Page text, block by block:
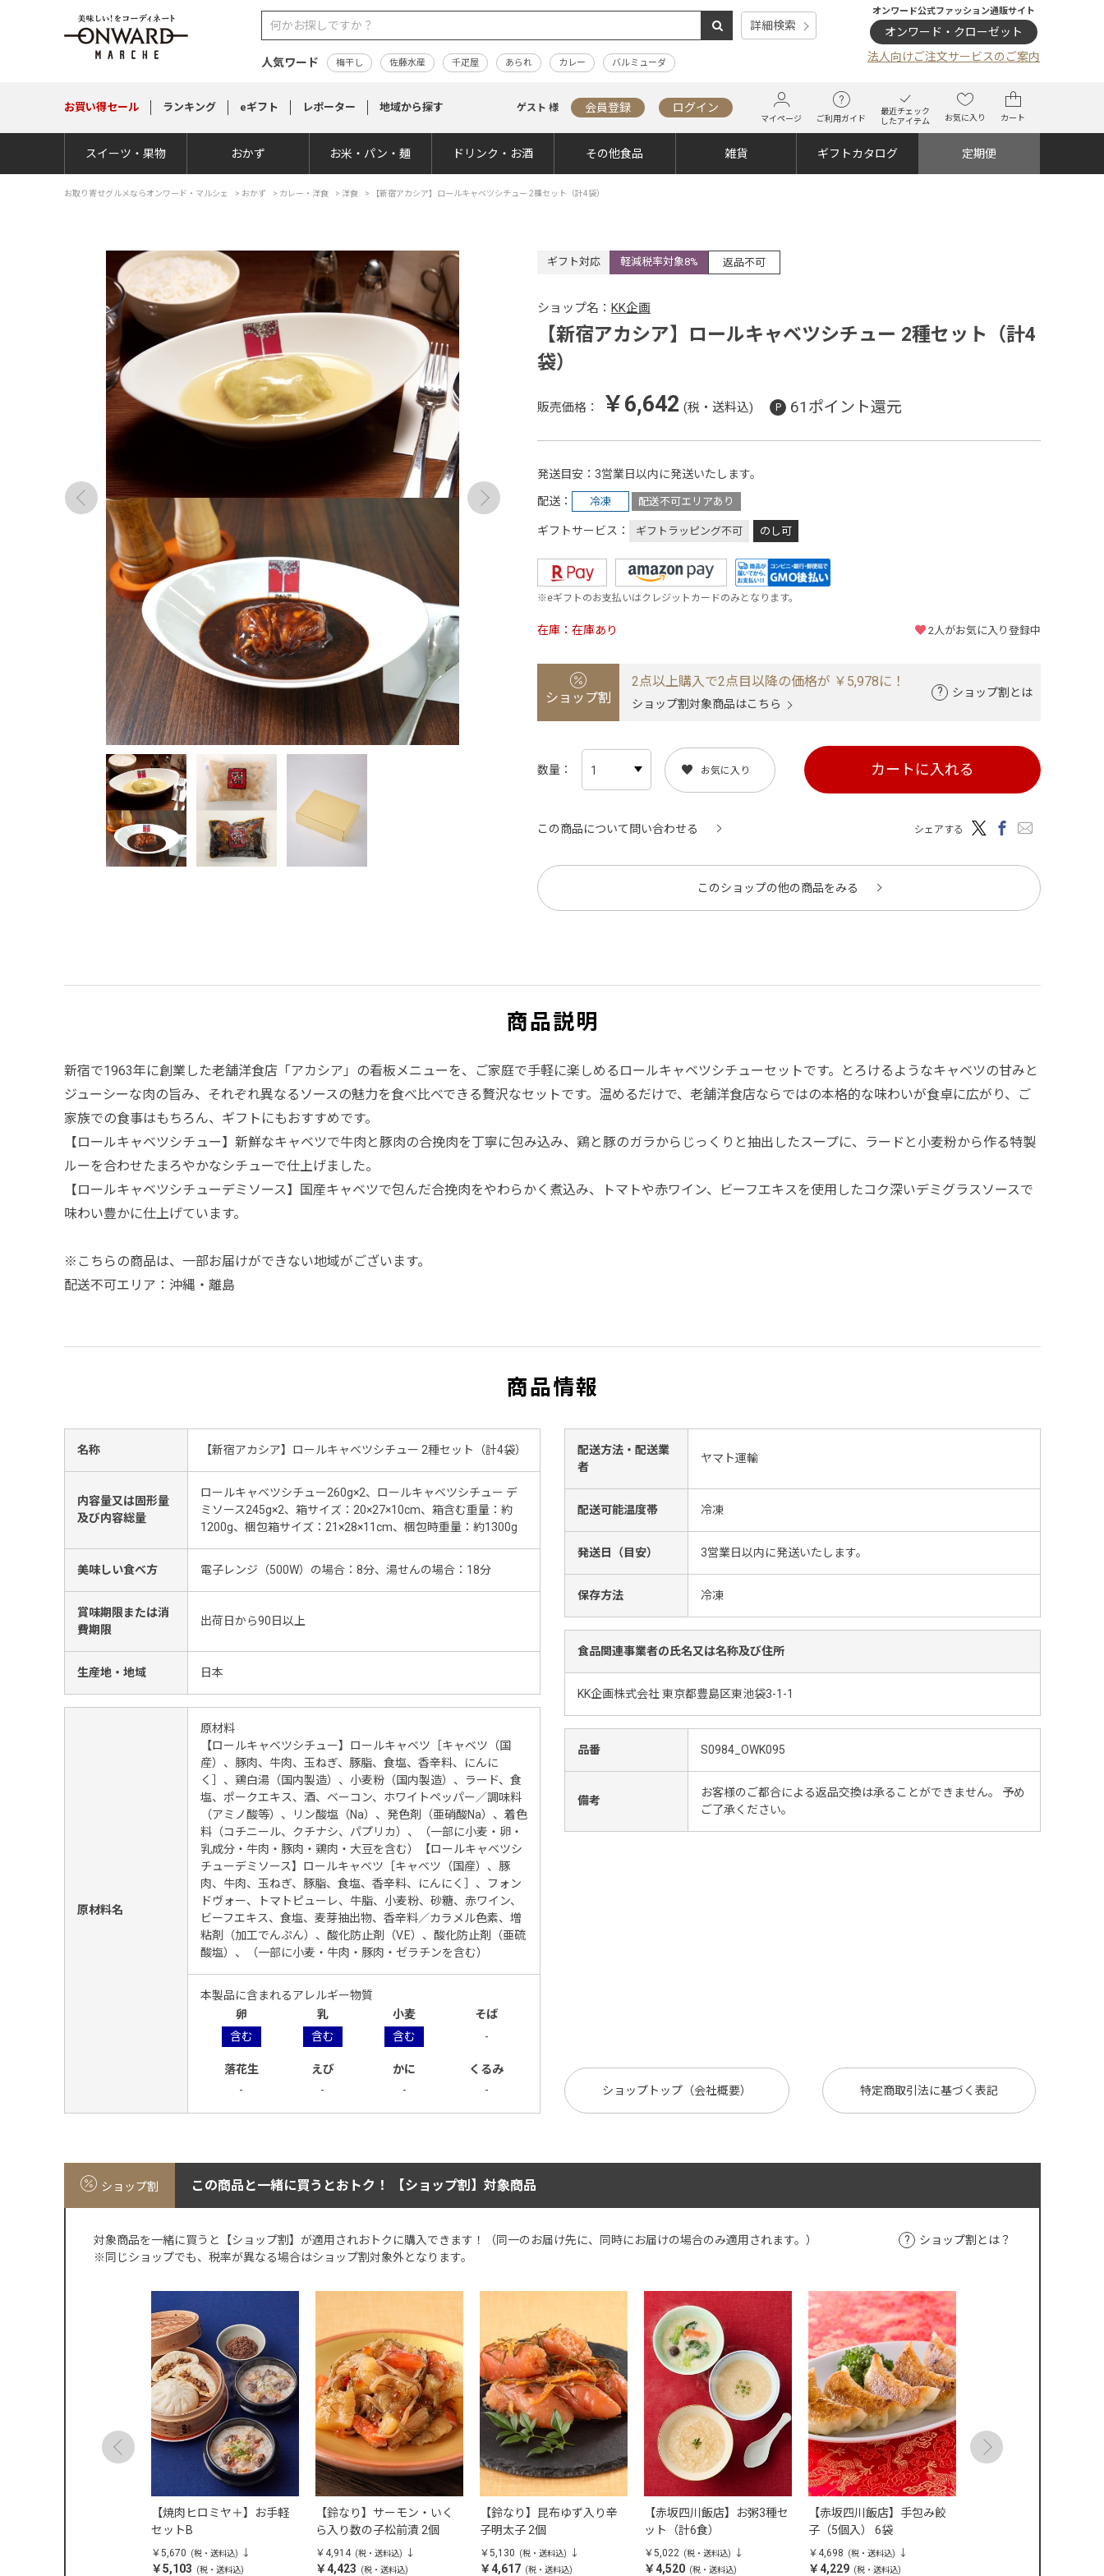
詳細検索
人気ワード 梅干し 佐藤水産 千疋屋 あられ カレー バルミューダ
オンワード公式ファッション通販サイト
オンワード・クローゼット
法人向けご注文サービスのご案内
お買い得セール ランキング eギフト レポーター 地域から探す ゲスト 様 会員登録 ログイン
マイページ ご利用ガイド
最近チェック
したアイテム
お気に入り カート
スイーツ・果物 おかず お米・パン・麺 ドリンク・お酒 その他食品 雑貨 ギフトカタログ 定期便
お取り寄せグルメならオンワード・マルシェ > おかず > カレー・洋食 > 洋食 > 【新宿アカシア】ロールキャベツシチュー 2種セット（計4袋）
ギフト対応 軽減税率対象8% 返品不可
ショップ名： KK企画
【新宿アカシア】ロールキャベツシチュー 2種セット（計4
袋）
販売価格： ￥6,642 (税・送料込) 61ポイント還元
発送目安 3営業日以内に発送いたします。
配送 冷凍 配送不可エリアあり
ギフトサービス ギフトラッピング不可 のし可
※eギフトのお支払いはクレジットカードのみとなります。
在庫 在庫あり 2人がお気に入り登録中
ショップ割
2点以上購入で2点目以降の価格が ￥5,978に！
ショップ割対象商品はこちら
ショップ割とは
数量 お気に入り カートに入れる
この商品について問い合わせる シェアする
このショップの他の商品をみる
商品説明
新宿で1963年に創業した老舗洋食店「アカシア」の看板メニューを、ご家庭で手軽に楽しめるロールキャベツシチューセットです。とろけるようなキャベツの甘みと
ジューシーな肉の旨み、それぞれ異なるソースの魅力を食べ比べできる贅沢なセットです。温めるだけで、老舗洋食店ならではの本格的な味わいが食卓に広がり、ご
家族での食事はもちろん、ギフトにもおすすめです。
【ロールキャベツシチュー】新鮮なキャベツで牛肉と豚肉の合挽肉を丁寧に包み込み、鶏と豚のガラからじっくりと抽出したスープに、ラードと小麦粉から作る特製
ルーを合わせたまろやかなシチューで仕上げました。
【ロールキャベツシチューデミソース】国産キャベツで包んだ合挽肉をやわらかく煮込み、トマトや赤ワイン、ビーフエキスを使用したコク深いデミグラスソースで
味わい豊かに仕上げています。
※こちらの商品は、一部お届けができない地域がございます。
配送不可エリア：沖縄・離島
商品情報
名称 【新宿アカシア】ロールキャベツシチュー 2種セット（計4袋）
内容量又は固形量
及び内容総量
ロールキャベツシチュー260g×2、ロールキャベツシチュー デ
ミソース245g×2、箱サイズ：20×27×10cm、箱含む重量：約
1200g、梱包箱サイズ：21×28×11cm、梱包時重量：約1300g
美味しい食べ方 電子レンジ（500W）の場合：8分、湯せんの場合：18分
賞味期限または消
費期限
出荷日から90日以上
生産地・地域 日本
原材料名
原材料
【ロールキャベツシチュー】ロールキャベツ［キャベツ（国
産）、豚肉、牛肉、玉ねぎ、豚脂、食塩、香辛料、にんに
く］、鶏白湯（国内製造）、小麦粉（国内製造）、ラード、食
塩、ポークエキス、酒、ベーコン、ホワイトペッパー／調味料
（アミノ酸等）、リン酸塩（Na）、発色剤（亜硝酸Na）、着色
料（コチニール、クチナシ、パプリカ）、（一部に小麦・卵・
乳成分・牛肉・豚肉・鶏肉・大豆を含む）【ロールキャベツシ
チューデミソース】ロールキャベツ［キャベツ（国産）、豚
肉、牛肉、玉ねぎ、豚脂、食塩、香辛料、にんにく］、フォン
ドヴォー、トマトピューレ、牛脂、小麦粉、砂糖、赤ワイン、
ビーフエキス、食塩、麦芽抽出物、香辛料／カラメル色素、増
粘剤（加工でんぷん）、酸化防止剤（V.E）、酸化防止剤（亜硫
酸塩）、（一部に小麦・牛肉・豚肉・ゼラチンを含む）
本製品に含まれるアレルギー物質
卵
乳 小麦
そば
含む
含む 含む -
落花生 えび かに
くるみ
-
- - -
配送方法・配送業
者
ヤマト運輸
配送可能温度帯 冷凍
発送日（目安） 3営業日以内に発送いたします。
保存方法 冷凍
食品関連事業者の氏名又は名称及び住所
KK企画株式会社 東京都豊島区東池袋3-1-1
品番 S0984_OWK095
備考
お客様のご都合による返品交換は承ることができません。 予め
ご了承ください。
ショップトップ（会社概要） 特定商取引法に基づく表記
ショップ割 この商品と一緒に買うとおトク！ 【ショップ割】対象商品
対象商品を一緒に買うと【ショップ割】が適用されおトクに購入できます！（同一のお届け先に、同時にお届けの場合のみ適用されます。）
※同じショップでも、税率が異なる場合はショップ割対象外となります。
ショップ割とは？
【焼肉ヒロミヤ＋】お手軽
セットB
￥5,670 (税・送料込)
￥5,103 (税・送料込)
【鈴なり】サーモン・いく
ら入り数の子松前漬 2個
￥4,914 (税・送料込)
￥4,423 (税・送料込)
【鈴なり】昆布ゆず入り辛
子明太子 2個
￥5,130 (税・送料込)
￥4,617 (税・送料込)
【赤坂四川飯店】お粥3種セ
ット（計6食）
￥5,022 (税・送料込)
￥4,520 (税・送料込)
【赤坂四川飯店】手包み餃
子（5個入） 6袋
￥4,698 (税・送料込)
￥4,229 (税・送料込)